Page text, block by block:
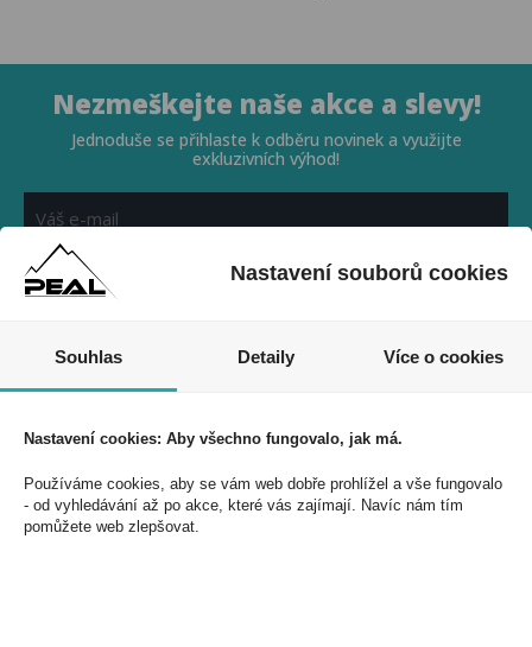
Nezmeškejte naše akce a slevy!
Jednoduše se přihlaste k odběru novinek a využijte
exkluzivních výhod!
PEAL a.s.
U Plynárny 412/101
101 00 Praha 10
Česká republika
Nastavení souborů cookies
Souhlas Detaily Více o cookies
Nastavení cookies: Aby všechno fungovalo, jak má.
Používáme cookies, aby se vám web dobře prohlížel a vše fungovalo
- od vyhledávání až po akce, které vás zajímají. Navíc nám tím
pomůžete web zlepšovat.